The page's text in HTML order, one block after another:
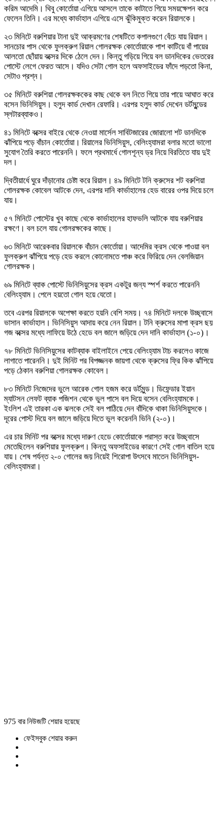
করিম আদেমি। থিবু কোর্তোয়া এগিয়ে আসলে তাকে কাটাতে গিয়ে সময়ক্ষেপন করে
ফেলেন তিনি। এর মধ্যে কার্ভাহাল এগিয়ে এসে ঝুঁকিমুক্ত করেন রিয়ালকে।
২৩ মিনিটে বরুশিয়ার টানা দুই আক্রমণের শেষটিতে কপালগুণে বেঁচে যায় রিয়াল।
সানচোর পাস থেকে ফুলক্রুগ রিয়াল গোলরক্ষক কোর্তোয়াকে পাশ কাটিয়ে বাঁ পায়ের
আলতো ছোঁয়ায় বক্সের দিকে ঠেলে দেন। কিন্তু গড়িয়ে গিয়ে বল ডানদিকের ভেতরের
পোস্টে লেগে ফেরত আসে। যদিও সেটা গোল হলে অফসাইডের ফাঁদে পড়তো কিনা,
সেটাও প্রশ্ন।
৩৫ মিনিটে বরুশিয়া গোলরক্ষককের কাছ থেকে বল নিতে গিয়ে তার পায়ে আঘাত করে
বসেন ভিনিসিয়ুস। হলুদ কার্ড দেখান রেফারি। এরপর হলুদ কার্ড দেখেন ডর্টমুন্ডের
স্লটারব্যাকও।
৪১ মিনিটে বক্সের বাইরে থেকে নেওয়া মার্সেল সাবিটজারের জোরালো শট ডানদিকে
ঝাঁপিয়ে পড়ে বাঁচান কোর্তোয়া। রিয়ালের ভিনিসিয়ুস, বেলিংহ্যামরা বলার মতো ভালো
সুযোগ তৈরি করতে পারেননি। ফলে প্রথমার্ধে গোলশূন্য ড্র নিয়ে বিরতিতে যায় দুই
দল।
দ্বিতীয়ার্ধে ঘুরে দাঁড়ানোর চেষ্টা করে রিয়াল। ৪৯ মিনিটে টনি ক্রুসের শট বরুশিয়া
গোলরক্ষক কোবেল আটকে দেন, এরপর দানি কার্ভাহালের হেড বারের ওপর দিয়ে চলে
যায়।
৫৭ মিনিটে পোস্টের খুব কাছে থেকে কার্ভাহালের হাফভলি আটকে যায় বরুশিয়ার
রক্ষণে। বল চলে যায় গোলরক্ষকের কাছে।
৬৩ মিনিটে আরেকবার রিয়ালকে বাঁচান কোর্তোয়া। আদেমির ক্রস থেকে পাওয়া বল
ফুলক্রুগ ঝাঁপিয়ে পড়ে হেড করলে কোনোমতে পাঞ্চ করে ফিরিয়ে দেন বেলজিয়ান
গোলরক্ষক।
৬৯ মিনিটে ব্যাক পোস্টে ভিনিসিয়ুসের ক্রস একটুর জন্য স্পর্শ করতে পারেননি
বেলিংহ্যাম। পেলে হয়তো গোল হয়ে যেতো।
তবে এরপর রিয়ালকে অপেক্ষা করতে হয়নি বেশি সময়। ৭৪ মিনিটে দলকে উচ্ছ্বাসে
ভাসান কার্ভাহাল। ভিনিসিয়ুস আদায় করে নেন রিয়াল। টনি ক্রুসের মাপা ক্রস ছয়
গজ বক্সের মধ্যে লাফিয়ে উঠে হেডে বল জালে জড়িয়ে দেন দানি কার্ভাহাল (১-০)।
৭৮ মিনিটে ভিনিসিয়ুসের কাটব্যাক বাইলাইনে পেয়ে বেলিংহ্যাম টাচ করলেও কাজে
লাগাতে পারেননি। দুই মিনিট পর বিপজ্জনক জায়গা থেকে ক্রুসের ফ্রি কিক ঝাঁপিয়ে
পড়ে ঠেকান বরুশিয়া গোলরক্ষক কোবেল।
৮৩ মিনিটে নিজেদের ভুলে আরেক গোল হজম করে ডর্টমুন্ড। ডিফেন্ডার ইয়ান
ম্যাটসন লেফট ব্যাক পজিশন থেকে ভুল পাসে বল দিয়ে বসেন বেলিংহ্যামকে।
ইংলিশ এই তারকা এক ঝলকে সেই বল পাঠিয়ে দেন বাঁদিকে থাকা ভিনিসিয়ুসকে।
দূরের পোস্ট দিয়ে বল জালে জড়িয়ে দিতে ভুল করেননি ভিনি (২-০)।
এর চার মিনিট পর বক্সের মধ্যে দারুণ হেডে কোর্তোয়াকে পরাস্ত করে উচ্ছ্বাসে
মেতেছিলেন বরুশিয়ার ফুলক্রুগ। কিন্তু অফসাইডের কারণে সেই গোল বাতিল হয়ে
যায়। শেষ পর্যন্ত ২-০ গোলের জয় নিয়েই শিরোপা উৎসবে মাতেন ভিনিসিয়ুস-
বেলিংহ্যামরা।
975 বার নিউজটি শেয়ার হয়েছে
ফেইসবুক শেয়ার করুন